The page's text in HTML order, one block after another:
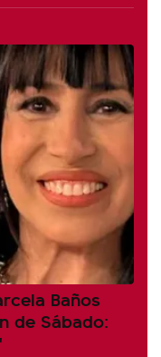
Baños
de Sábado: